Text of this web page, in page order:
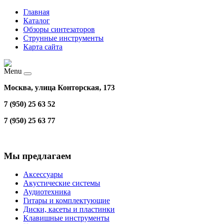
Главная
Каталог
Обзоры синтезаторов
Струнные инструменты
Карта сайта
Menu
Москва, улица Конторская, 173
7 (950) 25 63 52
7 (950) 25 63 77
Мы предлагаем
Аксессуары
Акустические системы
Аудиотехника
Гитары и комплектующие
Диски, касеты и пластинки
Клавишные инструменты